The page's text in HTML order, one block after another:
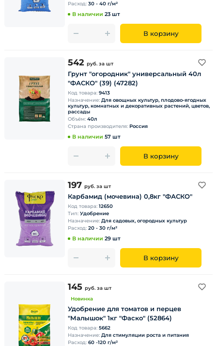
Расход: 30 - 40 г/м²
В наличии 23 шт
В корзину
542 руб. за шт
Грунт "огородник" универсальный 40л
"ФАСКО" (39) (47282)
Код товара: 9413
Назначение: Для овощных культур, плодово-ягодных
культур, комнатных и декоративных растений, цветов,
рассады
Объём: 40л
Страна производителя: Россия
В наличии 57 шт
В корзину
197 руб. за шт
Карбамид (мочевина) 0,8кг "ФАСКО"
Код товара: 12650
Тип: Удобрение
Назначение: Для садовых, огородных культур
Расход: 20 - 30 г/м²
В наличии 29 шт
В корзину
145 руб. за шт
Новинка
Удобрение для томатов и перцев
"Малышок" 1кг "Фаско" (52864)
Код товара: 5662
Назначение: Для стимуляции роста и питания
Расход: 60 -120 г/м²